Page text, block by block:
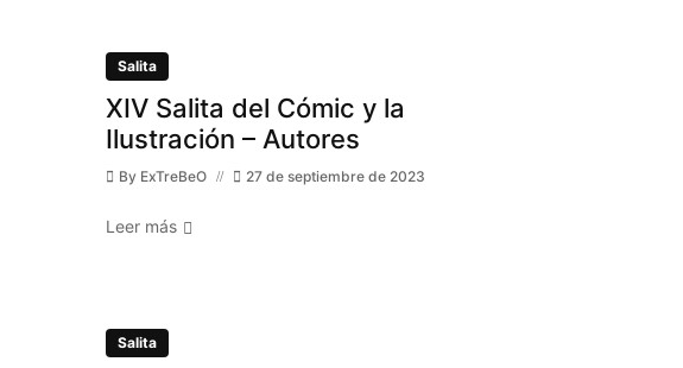
Salita
XIV Salita del Cómic y la
Ilustración – Autores
By ExTreBeO 27 de septiembre de 2023
Leer más
Salita